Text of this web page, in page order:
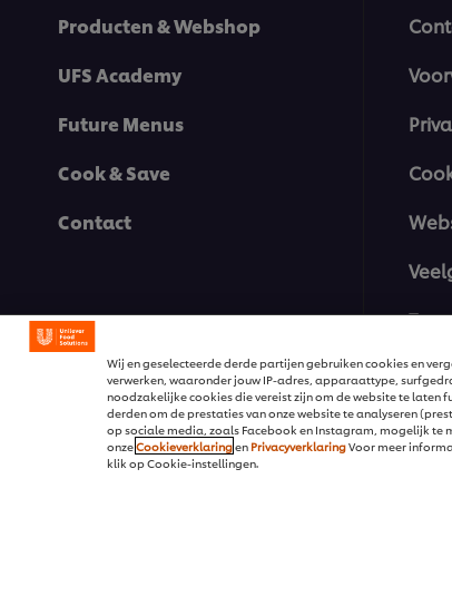
Producten & Webshop
UFS Academy
Future Menus
Cook & Save
Contact
Wij en geselecteerde derde partijen gebruiken cookies en
verwerken, waaronder jouw IP-adres, apparaattype,
noodzakelijke cookies die vereist zijn om de website te laten
derden om de prestaties van onze website te analyseren
op sociale media, zoals Facebook en Instagram, mogelijk te
onzeCookieverklaringen PrivacyverklaringVoor meer
klik op Cookie-instellingen.